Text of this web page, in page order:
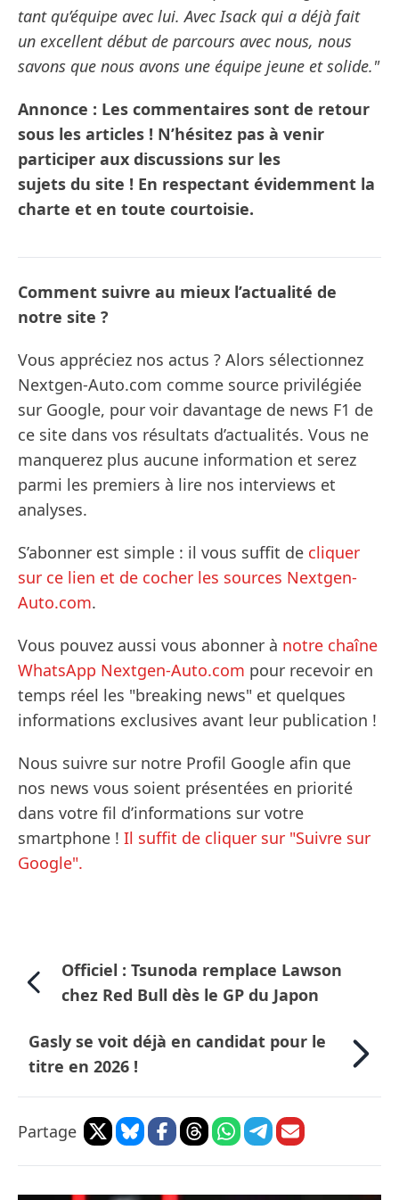
tant qu’équipe avec lui. Avec Isack qui a déjà fait
un excellent début de parcours avec nous, nous
savons que nous avons une équipe jeune et solide."
Annonce : Les commentaires sont de retour
sous les articles ! N’hésitez pas à venir
participer aux discussions sur les
sujets du site ! En respectant évidemment la
charte et en toute courtoisie.
Comment suivre au mieux l’actualité de
notre site ?
Vous appréciez nos actus ? Alors sélectionnez
Nextgen-Auto.com comme source privilégiée
sur Google, pour voir davantage de news F1 de
ce site dans vos résultats d’actualités. Vous ne
manquerez plus aucune information et serez
parmi les premiers à lire nos interviews et
analyses.
S’abonner est simple : il vous suffit de cliquer
sur ce lien et de cocher les sources Nextgen-
Auto.com.
Vous pouvez aussi vous abonner à notre chaîne
WhatsApp Nextgen-Auto.com pour recevoir en
temps réel les "breaking news" et quelques
informations exclusives avant leur publication !
Nous suivre sur notre Profil Google afin que
nos news vous soient présentées en priorité
dans votre fil d’informations sur votre
smartphone ! Il suffit de cliquer sur "Suivre sur
Google".
Officiel : Tsunoda remplace Lawson
chez Red Bull dès le GP du Japon
Gasly se voit déjà en candidat pour le
titre en 2026 !
Partage